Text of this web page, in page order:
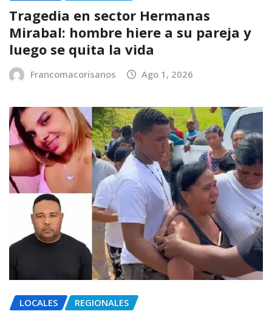
Tragedia en sector Hermanas
Mirabal: hombre hiere a su pareja y
luego se quita la vida
Francomacorisanos Ago 1, 2026
LOCALES REGIONALES